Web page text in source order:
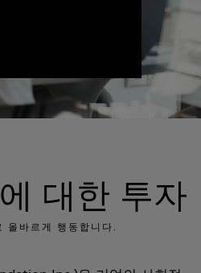
대한 투자
올바르게 행동합니다.